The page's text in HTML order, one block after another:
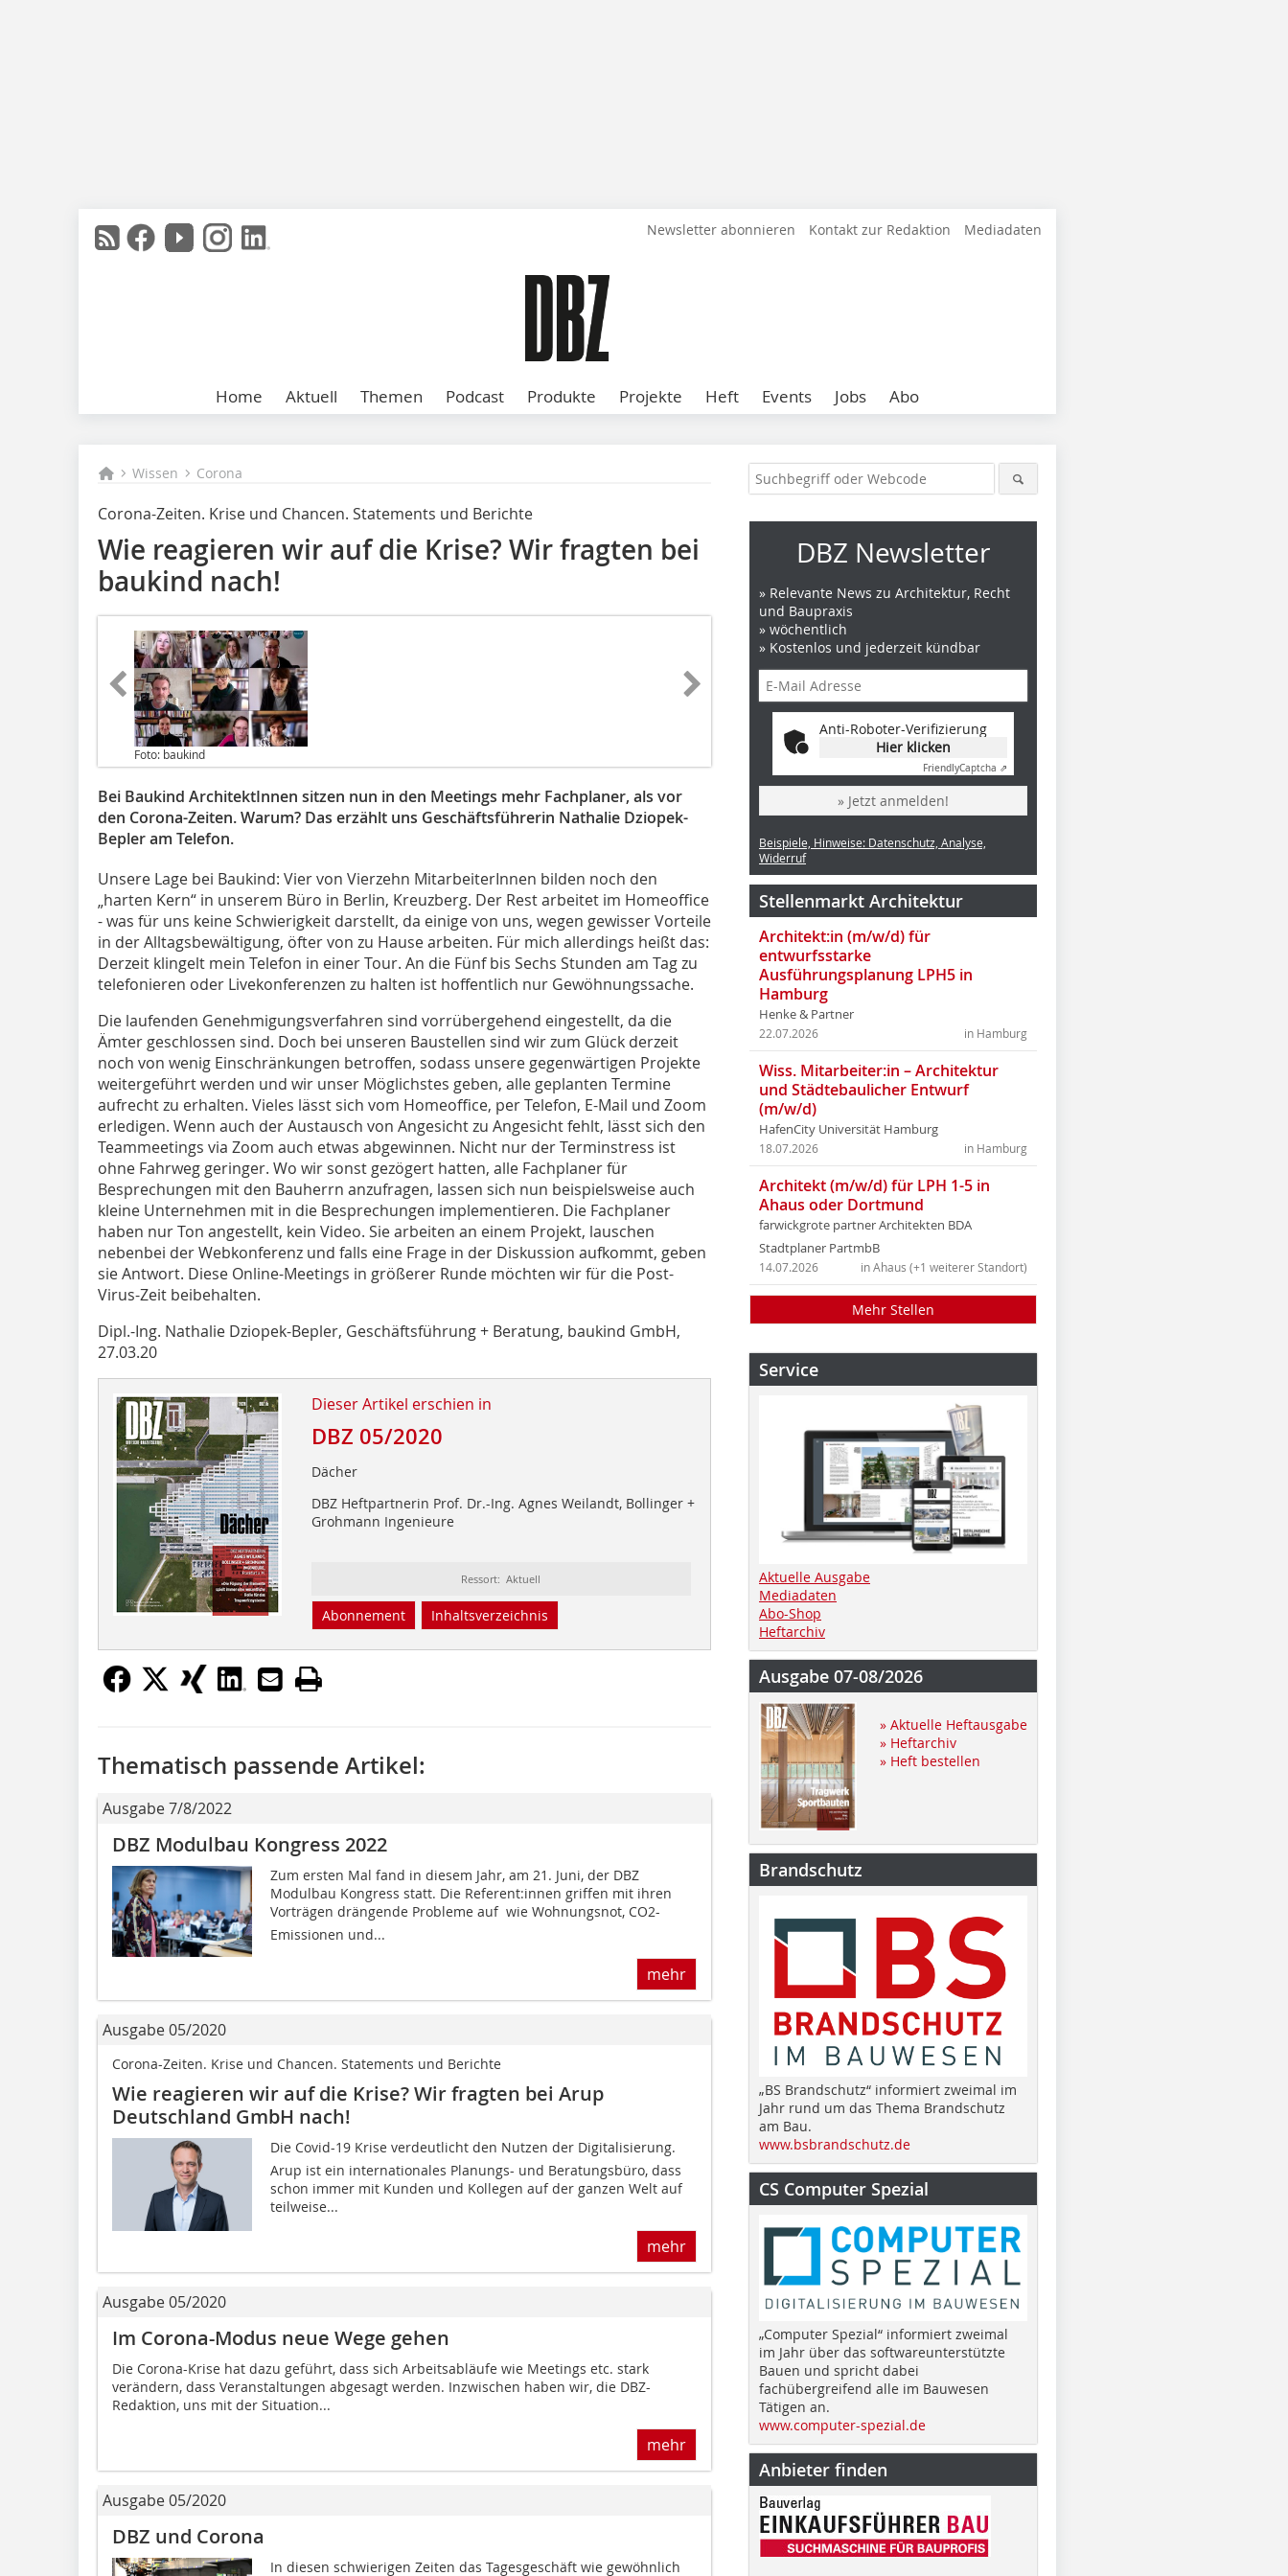
Newsletter abonnieren Kontakt zur Redaktion Mediadaten
Home Aktuell Themen Podcast Produkte Projekte Heft Events Jobs Abo
Wissen Corona
Corona-Zeiten. Krise und Chancen. Statements und Berichte
Wie reagieren wir auf die Krise? Wir fragten bei
baukind nach!
Foto: baukind
Bei Baukind ArchitektInnen sitzen nun in den Meetings mehr Fachplaner, als vor
den Corona-Zeiten. Warum? Das erzählt uns Geschäftsführerin Nathalie Dziopek-
Bepler am Telefon.
Unsere Lage bei Baukind: Vier von Vierzehn MitarbeiterInnen bilden noch den
„harten Kern“ in unserem Büro in Berlin, Kreuzberg. Der Rest arbeitet im Homeoffice
- was für uns keine Schwierigkeit darstellt, da einige von uns, wegen gewisser Vorteile
in der Alltagsbewältigung, öfter von zu Hause arbeiten. Für mich allerdings heißt das:
Derzeit klingelt mein Telefon in einer Tour. An die Fünf bis Sechs Stunden am Tag zu
telefonieren oder Livekonferenzen zu halten ist hoffentlich nur Gewöhnungssache.
Die laufenden Genehmigungsverfahren sind vorrübergehend eingestellt, da die
Ämter geschlossen sind. Doch bei unseren Baustellen sind wir zum Glück derzeit
noch von wenig Einschränkungen betroffen, sodass unsere gegenwärtigen Projekte
weitergeführt werden und wir unser Möglichstes geben, alle geplanten Termine
aufrecht zu erhalten. Vieles lässt sich vom Homeoffice, per Telefon, E-Mail und Zoom
erledigen. Wenn auch der Austausch von Angesicht zu Angesicht fehlt, lässt sich den
Teammeetings via Zoom auch etwas abgewinnen. Nicht nur der Terminstress ist
ohne Fahrweg geringer. Wo wir sonst gezögert hatten, alle Fachplaner für
Besprechungen mit den Bauherrn anzufragen, lassen sich nun beispielsweise auch
kleine Unternehmen mit in die Besprechungen implementieren. Die Fachplaner
haben nur Ton angestellt, kein Video. Sie arbeiten an einem Projekt, lauschen
nebenbei der Webkonferenz und falls eine Frage in der Diskussion aufkommt, geben
sie Antwort. Diese Online-Meetings in größerer Runde möchten wir für die Post-
Virus-Zeit beibehalten.
Dipl.-Ing. Nathalie Dziopek-Bepler, Geschäftsführung + Beratung, baukind GmbH,
27.03.20
Dieser Artikel erschien in
DBZ 05/2020
Dächer
DBZ Heftpartnerin Prof. Dr.-Ing. Agnes Weilandt, Bollinger +
Grohmann Ingenieure
Ressort: Aktuell
Abonnement Inhaltsverzeichnis
Thematisch passende Artikel:
Ausgabe 7/8/2022
DBZ Modulbau Kongress 2022
Zum ersten Mal fand in diesem Jahr, am 21. Juni, der DBZ
Modulbau Kongress statt. Die Re­ferent:innen griffen mit ihren
Vorträgen drängende Probleme auf  wie Wohnungsnot, CO2-
Emissionen und...
mehr
Ausgabe 05/2020
Corona-Zeiten. Krise und Chancen. Statements und Berichte
Wie reagieren wir auf die Krise? Wir fragten bei Arup
Deutschland GmbH nach!
Die Covid-19 Krise verdeutlicht den Nutzen der Digitalisierung.
Arup ist ein internationales Planungs- und Beratungsbüro, dass
schon immer mit Kunden und Kollegen auf der ganzen Welt auf
teilweise...
mehr
Ausgabe 05/2020
Im Corona-Modus neue Wege gehen
Die Corona-Krise hat dazu geführt, dass sich Arbeitsabläufe wie Meetings etc. stark
verändern, dass Veranstaltungen abgesagt werden. Inzwischen haben wir, die DBZ-
Redaktion, uns mit der Situation...
mehr
Ausgabe 05/2020
DBZ und Corona
In diesen schwierigen Zeiten das Tagesgeschäft wie gewöhnlich
DBZ Newsletter
» Relevante News zu Architektur, Recht
und Baupraxis
» wöchentlich
» Kostenlos und jederzeit kündbar
Anti-Roboter-Verifizierung
Hier klicken
FriendlyCaptcha ⇗
» Jetzt anmelden!
Beispiele, Hinweise: Datenschutz, Analyse,
Widerruf
Stellenmarkt Architektur
Architekt:in (m/w/d) für
entwurfsstarke
Ausführungsplanung LPH5 in
Hamburg
Henke & Partner
in Hamburg
22.07.2026
Wiss. Mitarbeiter:in – Architektur
und Städtebaulicher Entwurf
(m/w/d)
HafenCity Universität Hamburg
in Hamburg
18.07.2026
Architekt (m/w/d) für LPH 1-5 in
Ahaus oder Dortmund
farwickgrote partner Architekten BDA
Stadtplaner PartmbB
in Ahaus (+1 weiterer Standort)
14.07.2026
Mehr Stellen
Service
Aktuelle Ausgabe
Mediadaten
Abo-Shop
Heftarchiv
Ausgabe 07-08/2026
» Aktuelle Heftausgabe
» Heftarchiv
» Heft bestellen
Brandschutz
„BS Brandschutz“ informiert zweimal im
Jahr rund um das Thema Brandschutz
am Bau.
www.bsbrandschutz.de
CS Computer Spezial
„Computer Spezial“ informiert zweimal
im Jahr über das softwareunterstützte
Bauen und spricht dabei
fachübergreifend alle im Bauwesen
Tätigen an.
www.computer-spezial.de
Anbieter finden